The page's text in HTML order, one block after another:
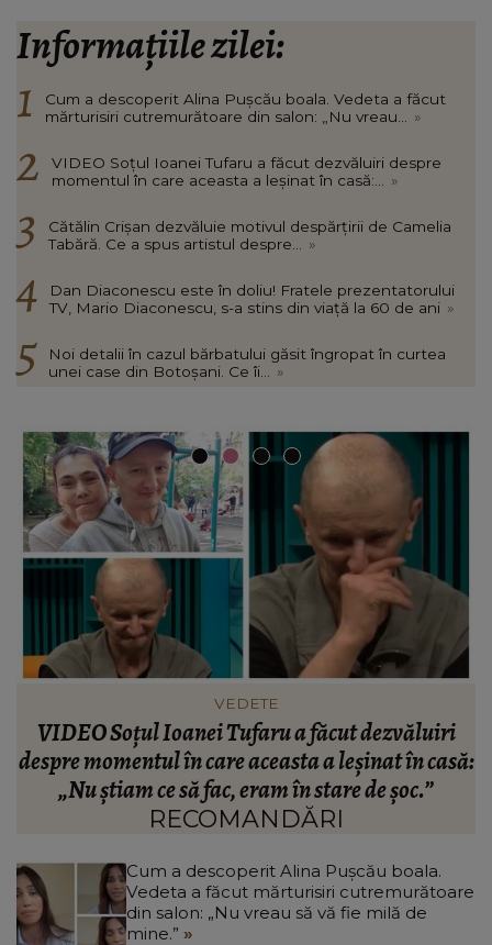
Informațiile zilei:
Cum a descoperit Alina Pușcău boala. Vedeta a făcut
mărturisiri cutremurătoare din salon: „Nu vreau...
»
VIDEO Soțul Ioanei Tufaru a făcut dezvăluiri despre
momentul în care aceasta a leșinat în casă:...
»
Cătălin Crișan dezvăluie motivul despărțirii de Camelia
Tabără. Ce a spus artistul despre...
»
Dan Diaconescu este în doliu! Fratele prezentatorului
TV, Mario Diaconescu, s-a stins din viață la 60 de ani »
Noi detalii în cazul bărbatului găsit îngropat în curtea
unei case din Botoșani. Ce îi...
»
VEDETE
Cătălin Crișan dezvăluie motivul despărțirii de
Camelia Tabără. Ce a spus artistul despre
standardele fostei partenere: „Nu pot să...”
RECOMANDĂRI
Cum a descoperit Alina Pușcău boala.
Vedeta a făcut mărturisiri cutremurătoare
din salon: „Nu vreau să vă fie milă de
mine.”